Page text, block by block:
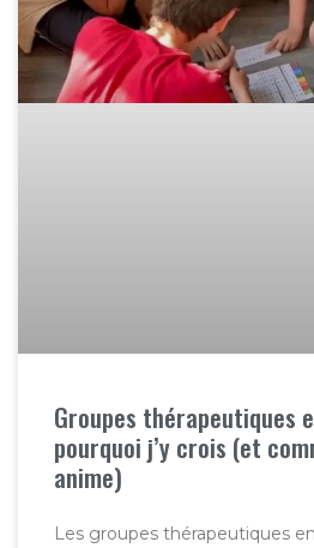
Groupes thérapeutiques
pourquoi j’y crois (et
anime)
Les groupes thérapeutiques